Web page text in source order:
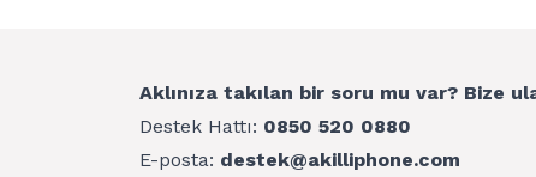
Aklınıza takılan bir soru mu var? Bize
Destek Hattı: 0850 520 0880
E-posta: destek@akilliphone.com